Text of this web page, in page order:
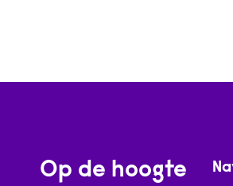
Op de hoogte